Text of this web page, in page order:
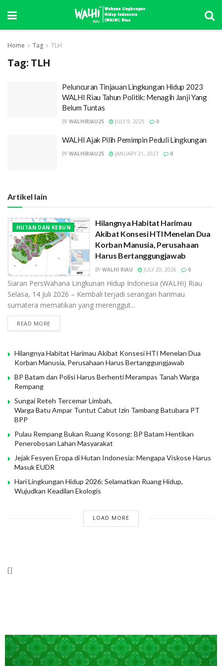
Home Tag TLH
Tag: TLH
Peluncuran Tinjauan Lingkungan Hidup 2023
WALHI Riau Tahun Politik: Menagih Janji Yang
Belum Tuntas
BY WALHIRIAU25 JULY 9, 2025 0
WALHI Ajak Pilih Pemimpin Peduli Lingkungan
BY WALHIRIAU25 JANUARY 31, 2023 0
Artikel lain
HUTAN DAN KEBUN
Hilangnya Habitat Harimau
Akibat Konsesi HTI Menelan Dua
Korban Manusia, Perusahaan
Harus Bertanggungjawab
BY WALHI RIAU JULY 20, 2026 0
Siaran PersWahana Lingkunan Hidup Indonesia (WALHI) Riau
Selasa, 14 Juli 2026 – Kembali terjadi serangan harimau
sumatera mematikan yang merenggut...
READ MORE
Hilangnya Habitat Harimau Akibat Konsesi HTI Menelan Dua
Korban Manusia, Perusahaan Harus Bertanggungjawab
BP Batam dan Polisi Harus Berhenti Merampas Tanah Warga
Rempang
Sungai Reteh Tercemar Limbah,
Warga Batu Ampar Tuntut Cabut Izin Tambang Batubara PT
BPP
Pulau Rempang Bukan Ruang Kosong: BP Batam Hentikan
Penerobosan Lahan Masyarakat
Jejak Fesyen Eropa di Hutan Indonesia: Mengapa Viskose Harus
Masuk EUDR
Hari Lingkungan Hidup 2026: Selamatkan Ruang Hidup,
Wujudkan Keadilan Ekologis
LOAD MORE
[]